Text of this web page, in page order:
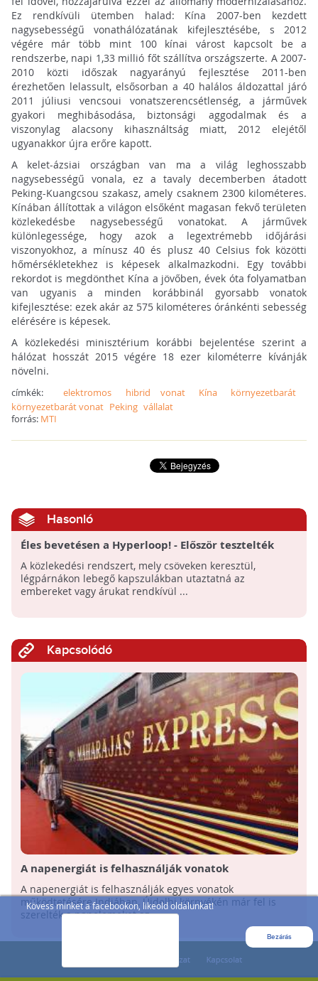
Kövess minket a facebookon, likeold oldalunkat!
Bezárás
Ez rendkívüli ütemben halad: Kína 2007-ben kezdett
nagysebességű vonathálózatának kifejlesztésébe, s 2012
végére már több mint 100 kínai várost kapcsolt be a
rendszerbe, napi 1,33 millió főt szállítva országszerte. A 2007-
2010 közti időszak nagyarányú fejlesztése 2011-ben
érezhetően lelassult, elsősorban a 40 halálos áldozattal járó
2011 júliusi vencsoui vonatszerencsétlenség, a járművek
gyakori meghibásodása, biztonsági aggodalmak és a
viszonylag alacsony kihasználtság miatt, 2012 elejétől
ugyanakkor újra erőre kapott.
A kelet-ázsiai országban van ma a világ leghosszabb
nagysebességű vonala, ez a tavaly decemberben átadott
Peking-Kuangcsou szakasz, amely csaknem 2300 kilométeres.
Kínában állítottak a világon elsőként magasan fekvő területen
közlekedésbe nagysebességű vonatokat. A járművek
különlegessége, hogy azok a legextrémebb időjárási
viszonyokhoz, a mínusz 40 és plusz 40 Celsius fok közötti
hőmérsékletekhez is képesek alkalmazkodni. Egy további
rekordot is megdönthet Kína a jövőben, évek óta folyamatban
van ugyanis a minden korábbinál gyorsabb vonatok
kifejlesztése: ezek akár az 575 kilométeres óránkénti sebesség
elérésére is képesek.
A közlekedési minisztérium korábbi bejelentése szerint a
hálózat hosszát 2015 végére 18 ezer kilométerre kívánják
növelni.
címkék:elektromos hibrid vonat Kína
környezetbarát
környezetbarát vonat Peking vállalat
forrás: MTI
Hasonló
Éles bevetésen a Hyperloop! - Először tesztelték
utasokkal a futurisztikus közlekedési rendszert
A közlekedési rendszert, mely csöveken keresztül,
légpárnákon lebegő kapszulákban utaztatná az
embereket vagy árukat rendkívül ...
Kapcsolódó
A napenergiát is felhasználják vonatok
működtetésére Indiában
A napenergiát is felhasználják egyes vonatok
működtetésére Indiában, Újdelhi környékén már fel is
szerelték a napelemeket az ...